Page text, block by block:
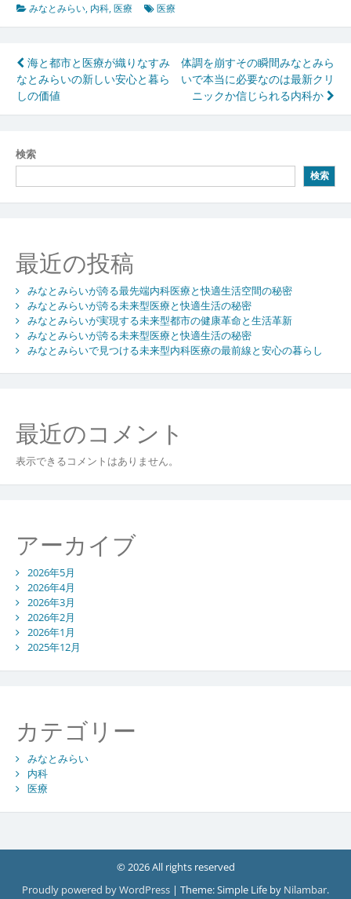
みなとみらい, 内科,医療 医療
投
稿
ナ
ビ
ゲ
ー
ョ
ン
海と都市と医療が織りなすみ
なとみらいの新しい安心と暮ら
しの価値
体調を崩すその瞬間みなとみら
いで本当に必要なのは最新クリ
ニックか信じられる内科か
検索
検索
最近の投稿
みなとみらいが誇る最先端内科医療と快適生活空間の秘密
みなとみらいが誇る未来型医療と快適生活の秘密
みなとみらいが実現する未来型都市の健康革命と生活革新
みなとみらいが誇る未来型医療と快適生活の秘密
みなとみらいで見つける未来型内科医療の最前線と安心の暮らし
最近のコメント
表示できるコメントはありません。
アーカイブ
2026年5月
2026年4月
2026年3月
2026年2月
2026年1月
2025年12月
カテゴリー
みなとみらい
内科
医療
© 2026 All rights reserved
Proudly powered by WordPress | Theme: Simple Life by Nilambar.